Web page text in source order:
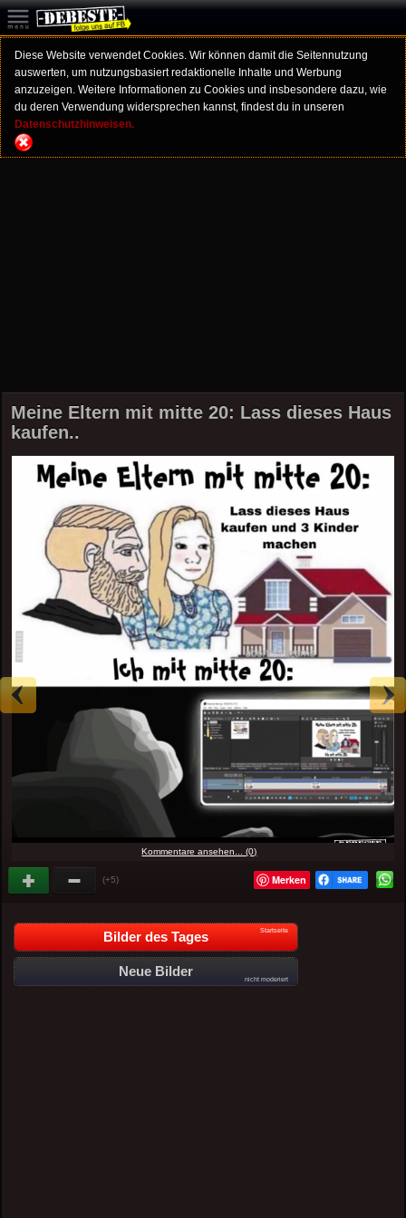
Diese Website verwendet Cookies. Wir können damit die Seitennutzung
auswerten, um nutzungsbasiert redaktionelle Inhalte und Werbung
anzuzeigen. Weitere Informationen zu Cookies und insbesondere dazu, wie
du deren Verwendung widersprechen kannst, findest du in unseren
Datenschutzhinweisen.
Meine Eltern mit mitte 20: Lass dieses Haus
kaufen..
Kommentare ansehen... (0)
(+5) Merken
Bilder des Tages Startseite
Neue Bilder
nicht moderiert